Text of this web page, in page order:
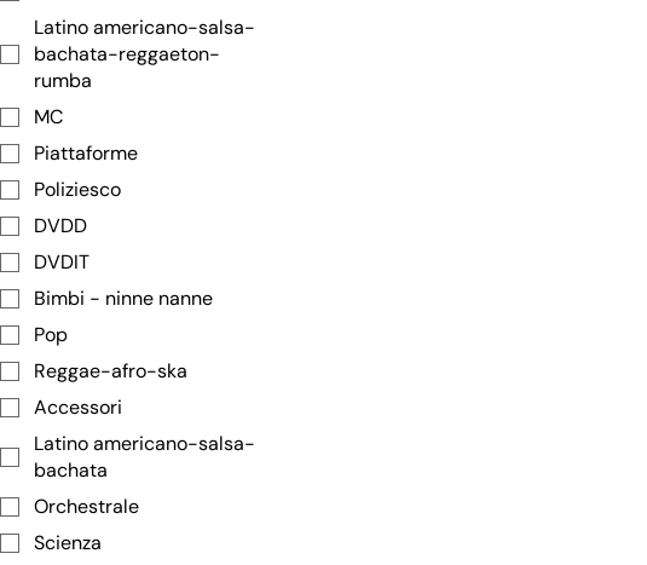
Latino americano-salsa-
bachata-reggaeton-
rumba
MC
Piattaforme
Poliziesco
DVDD
DVDIT
Bimbi - ninne nanne
Pop
Reggae-afro-ska
Accessori
Latino americano-salsa-
bachata
Orchestrale
Scienza